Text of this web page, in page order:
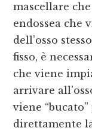
mascellare
endossea che
dell’osso
fisso, è
che viene
arrivare
viene
direttamente